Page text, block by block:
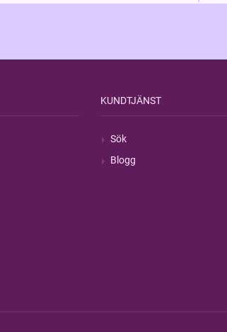
KUNDTJÄNST
Sök
Blogg